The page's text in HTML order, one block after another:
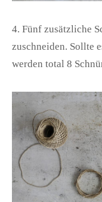
4. Fünf zusätzliche
zuschneiden. Sollte
werden total 8